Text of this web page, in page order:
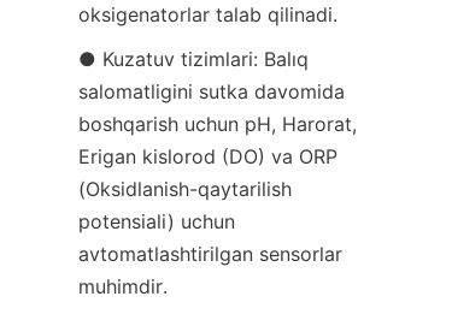
oksigenatorlar talab qilinadi.
● Kuzatuv tizimlari: Balıq
salomatligini sutka davomida
boshqarish uchun pH, Harorat,
Erigan kislorod (DO) va ORP
(Oksidlanish-qaytarilish
potensiali) uchun
avtomatlashtirilgan sensorlar
muhimdir.